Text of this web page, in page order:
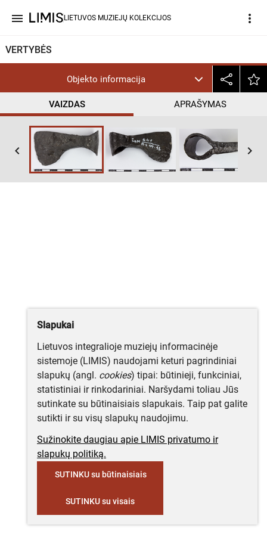
menu LIETUVOS MUZIEJŲ KOLEKCIJOS more_vert
VERTYBĖS
Objekto informacija
VAIZDAS APRAŠYMAS
keyboard_arrow_left keyboard_arrow_right
Slapukai
Lietuvos integralioje muziejų informacinėje
sistemoje (LIMIS) naudojami keturi pagrindiniai
slapukų (angl. cookies) tipai: būtinieji, funkciniai,
statistiniai ir rinkodariniai. Naršydami toliau Jūs
sutinkate su būtinaisiais slapukais. Taip pat galite
sutikti ir su visų slapukų naudojimu.
Sužinokite daugiau apie LIMIS privatumo ir
slapukų politiką.
SUTINKU su būtinaisiais
SUTINKU su visais